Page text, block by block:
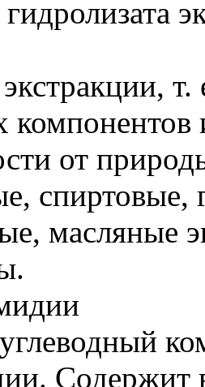
от
спиртовые,
масляные
Содержит